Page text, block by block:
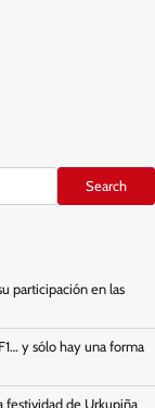
Search
participación en las
y sólo hay una forma
festividad de Urkupiña